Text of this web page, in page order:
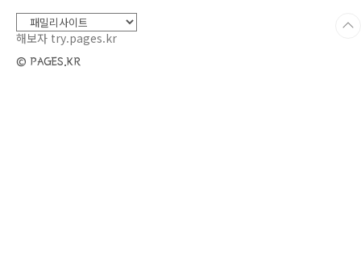
휘핑크림보다 조금 더 비쌉니다.그래도 진짜 고
급 디저트를 원하신다면 생크림이 정답이에요..
해보자 try.pages.kr
© PAGES.KR